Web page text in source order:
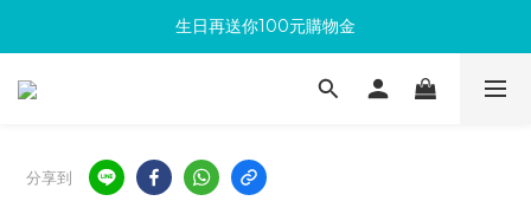
滿300回饋10%購物金
生日再送你100元購物金
加入成為新會員 馬上領取50元購物金
分享到